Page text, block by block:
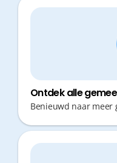
Ontdek alle
Benieuwd naar meer